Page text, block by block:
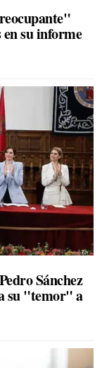
su informe
Sánchez
su "temor" a